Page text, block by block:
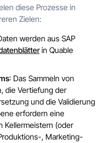
diese Prozesse in
Zielen:
werden aus SAP
in Quable
: Das Sammeln von
die Vertiefung der
und die Validierung
erfordern eine
Kellermeistern (oder
, Marketing-